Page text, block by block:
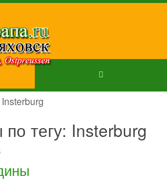
Insterburg
тегу: Insterburg